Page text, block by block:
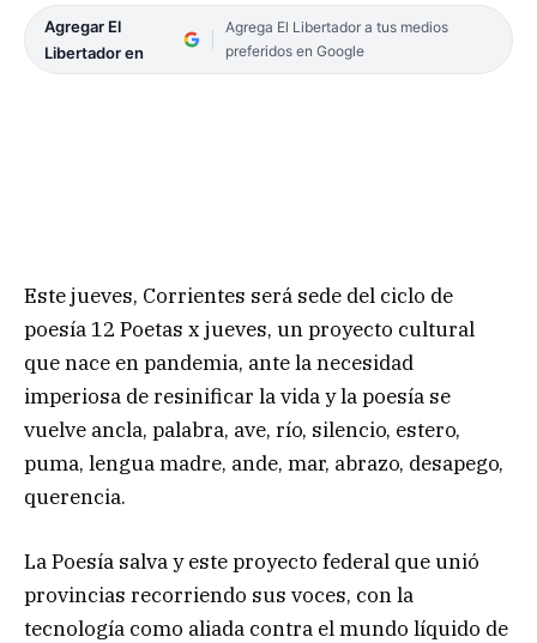
Agregar El
Libertador en
Agrega El Libertador a tus medios
preferidos en Google
Este jueves, Corrientes será sede del ciclo de
poesía 12 Poetas x jueves, un proyecto cultural
que nace en pandemia, ante la necesidad
imperiosa de resinificar la vida y la poesía se
vuelve ancla, palabra, ave, río, silencio, estero,
puma, lengua madre, ande, mar, abrazo, desapego,
querencia.
La Poesía salva y este proyecto federal que unió
provincias recorriendo sus voces, con la
tecnología como aliada contra el mundo líquido de